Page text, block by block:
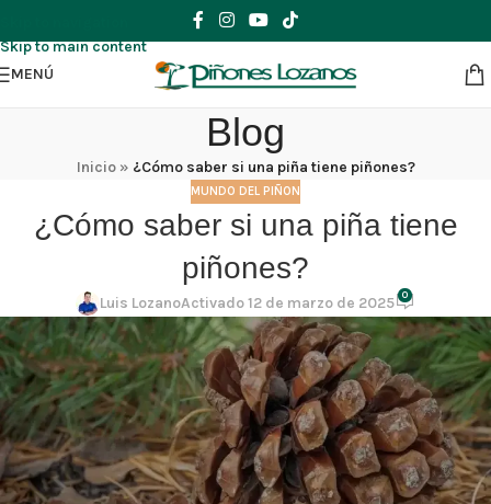
Skip to main content
MENÚ
Blog
Inicio» ¿Cómo saber si una piña tiene piñones?
MUNDO DEL PIÑON
¿Cómo saber si una piña tiene
piñones?
Luis LozanoActivado 12 de marzo de 2025 0